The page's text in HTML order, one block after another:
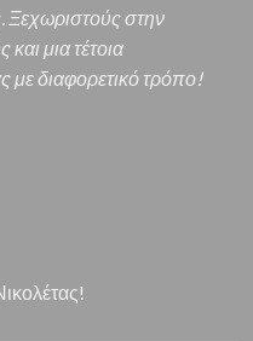
Ξεχωριστούς στην
μια τέτοια
με διαφορετικό τρόπο!